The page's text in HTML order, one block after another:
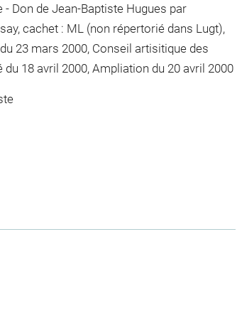
Don de Jean-Baptiste Hugues par
cachet : ML (non répertorié dans Lugt),
23 mars 2000, Conseil artisitique des
18 avril 2000, Ampliation du 20 avril 2000